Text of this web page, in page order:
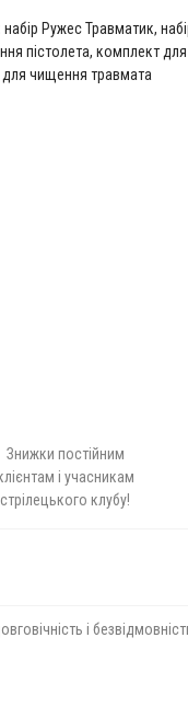
набір Ружес Травматик,
пістолета, комплект
для чищення травмата
Знижки постійним
і учасникам
стрілецького клубу!
і